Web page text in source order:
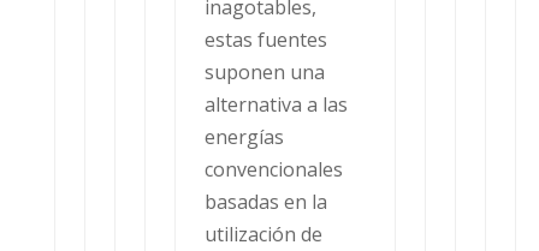
inagotables,
estas fuentes
suponen una
alternativa a las
energías
convencionales
basadas en la
utilización de